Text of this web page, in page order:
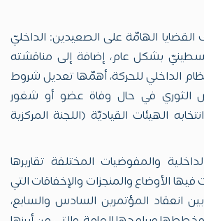
الهامّة على الصعيدين: الداخليّ
بشكل عام، إضافة إلى مناقشته
الداخلي للحركة، أهمّها تعديل شروط
الثوري في حال وفاة عضو أو شغور
الهيئات القياديّة (اللجنة المركزية
والمفوضيات المختلفة تقاريرها
الأوضاع والمنجزات والإخفاقات التي
انعقاد المؤتمرين السادس والسابع،